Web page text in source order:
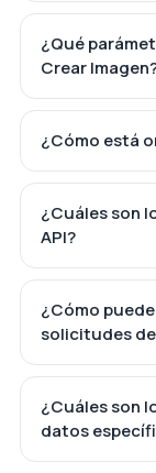
¿Qué
Crear
¿Cómo está
¿Cuáles son
API?
¿Cómo
solicitudes
¿Cuáles son
datos